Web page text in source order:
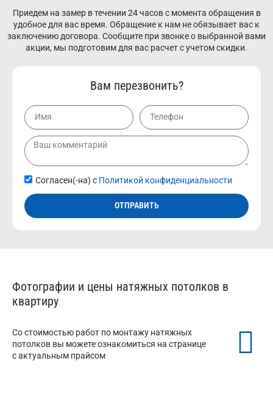
Приедем на замер в течении 24 часов с момента обращения в
удобное для вас время. Обращение к нам не обязывает вас к
заключению договора. Сообщите при звонке о выбранной вами
акции, мы подготовим для вас расчет с учетом скидки.
Вам перезвонить?
Согласен(-на) с Политикой конфиденциальности
ОТПРАВИТЬ
Фотографии и цены натяжных потолков в
квартиру
Со стоимостью работ по монтажу натяжных
потолков вы можете ознакомиться на странице
с актуальным прайсом